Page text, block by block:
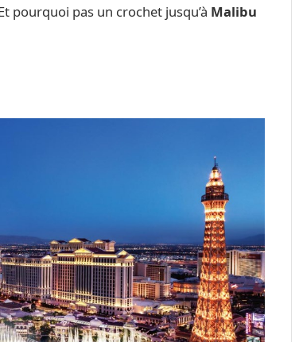
pourquoi pas un crochet jusqu’à Malibu